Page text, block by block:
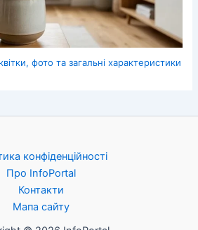
фото та загальні характеристики
конфіденційності
Про InfoPortal
Контакти
Мапа сайту